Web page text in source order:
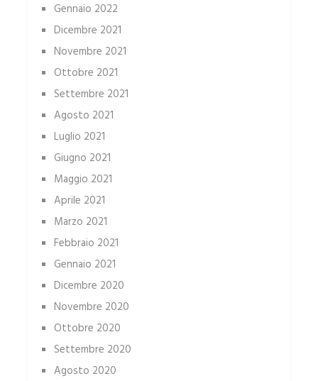
Gennaio 2022
Dicembre 2021
Novembre 2021
Ottobre 2021
Settembre 2021
Agosto 2021
Luglio 2021
Giugno 2021
Maggio 2021
Aprile 2021
Marzo 2021
Febbraio 2021
Gennaio 2021
Dicembre 2020
Novembre 2020
Ottobre 2020
Settembre 2020
Agosto 2020